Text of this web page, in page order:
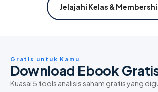
Jelajahi Kelas &
Gratis untuk Kamu
Download Ebook
Kuasai 5 tools analisis saham gratis yang